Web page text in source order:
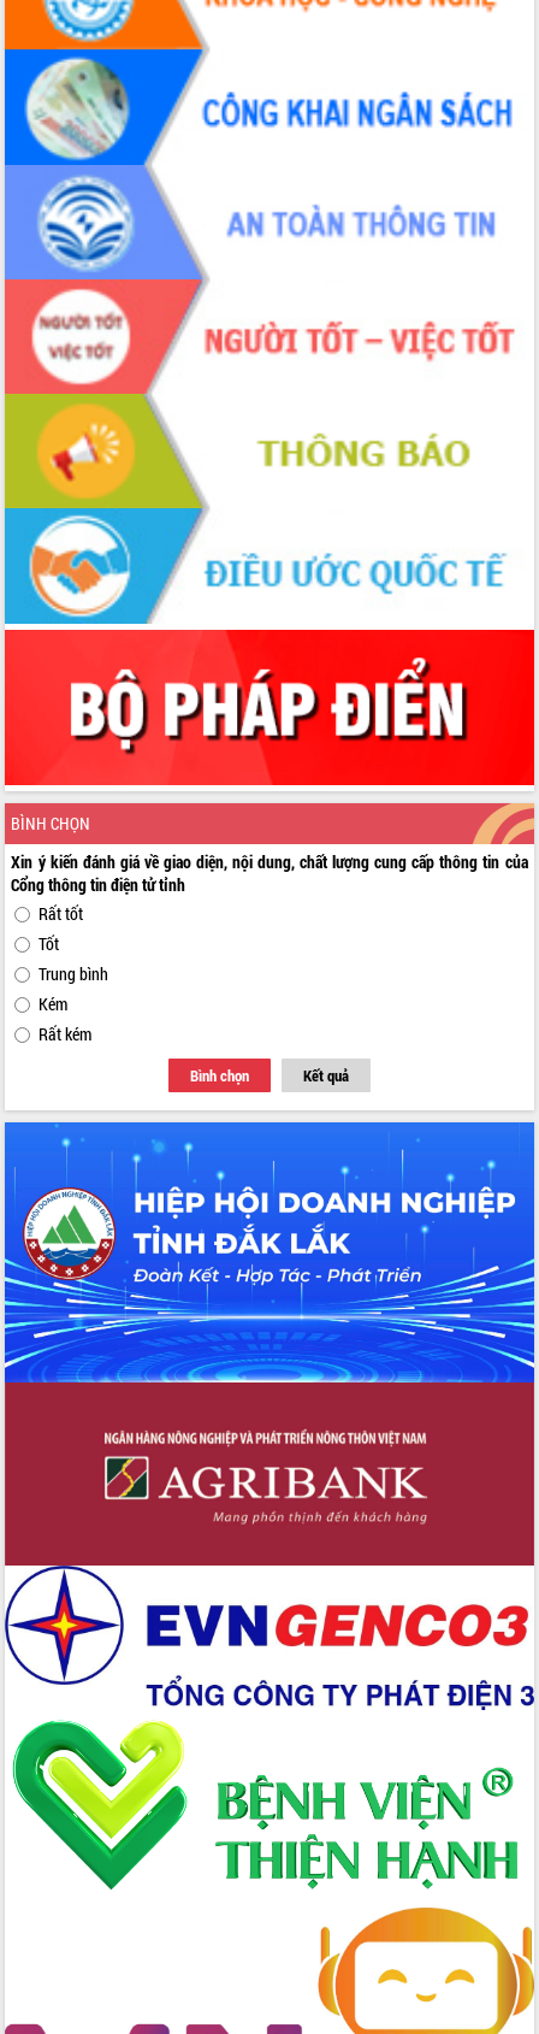
BÌNH CHỌN
Xin ý kiến đánh giá về giao diện, nội dung, chất lượng cung cấp thông tin của
Cổng thông tin điện tử tỉnh
Rất tốt
Tốt
Trung bình
Kém
Rất kém
Bình chọn Kết quả